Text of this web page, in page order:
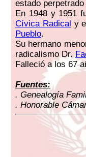
estado perpetrado
En 1948 y 1951
Cívica Radical y
Pueblo.
Su hermano
radicalismo Dr.
Falleció a los 67
Fuentes:
. Genealogía
. Honorable